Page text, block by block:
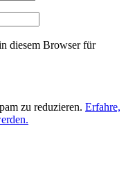
diesem Browser für
zu reduzieren. Erfahre,